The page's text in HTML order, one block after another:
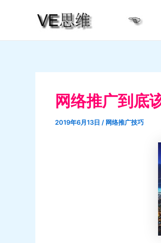
网络推广到底
2019年6月13日 / 网络推广技巧